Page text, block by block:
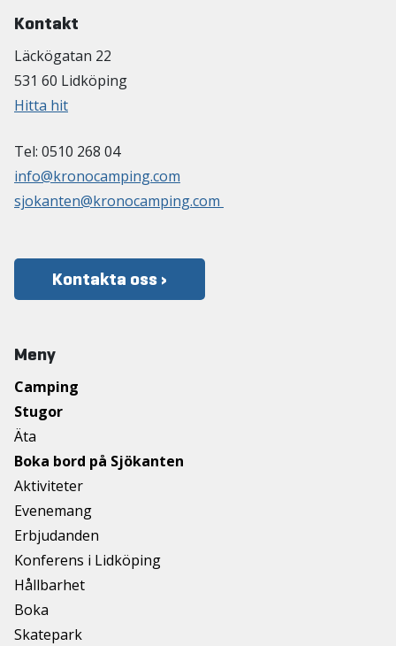
Kontakt
Läckögatan 22
531 60 Lidköping
Hitta hit
Tel: 0510 268 04
info@kronocamping.com
sjokanten@kronocamping.com
Kontakta oss ›
Meny
Camping
Stugor
Äta
Boka bord på Sjökanten
Aktiviteter
Evenemang
Erbjudanden
Konferens i Lidköping
Hållbarhet
Boka
Skatepark